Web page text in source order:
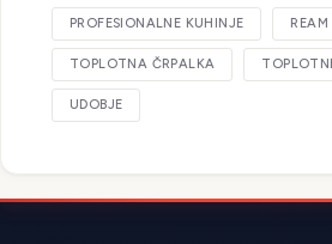
PROFESIONALNE KUHINJE REAM
TOPLOTNA ČRPALKA
UDOBJE